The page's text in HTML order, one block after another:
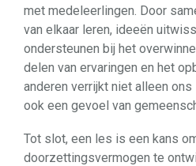
met medeleerlingen. Door
van elkaar leren, ideeën
ondersteunen bij het
delen van ervaringen en het
anderen verrijkt niet alleen
ook een gevoel van
Tot slot, een les is een kans
doorzettingsvermogen te